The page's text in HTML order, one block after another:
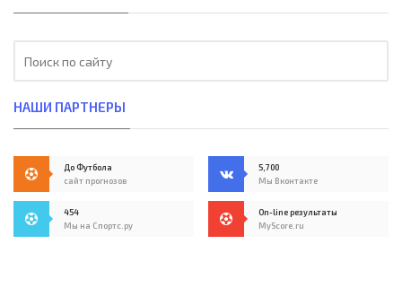
НАШИ ПАРТНЕРЫ
До Футбола
сайт прогнозов
5,700
Мы Вконтакте
454
Мы на Спортс.ру
On-line результаты
MyScore.ru